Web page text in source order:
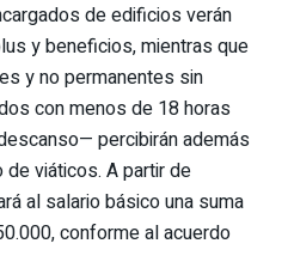
de edificios verán
y beneficios, mientras que
y no permanentes sin
con menos de 18 horas
percibirán además
de viáticos. A partir de
al salario básico una suma
conforme al acuerdo